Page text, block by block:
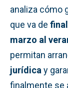
analiza cómo
que va de
marzo al
permitan
jurídica y
finalmente se